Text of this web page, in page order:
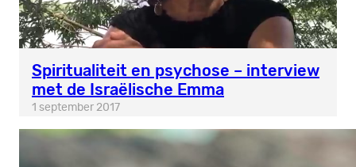
Spiritualiteit en psychose – interview
met de Israëlische Emma
1 september 2017